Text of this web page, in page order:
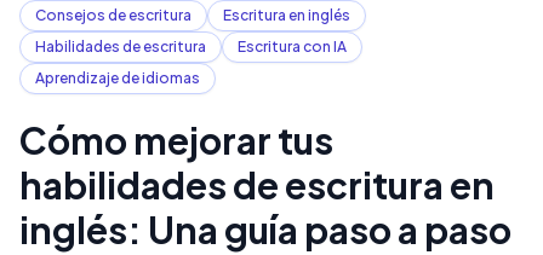
Consejos de escritura
Escritura en inglés
Habilidades de escritura
Escritura con IA
Aprendizaje de idiomas
Cómo mejorar tus
habilidades de escritura en
inglés: Una guía paso a paso